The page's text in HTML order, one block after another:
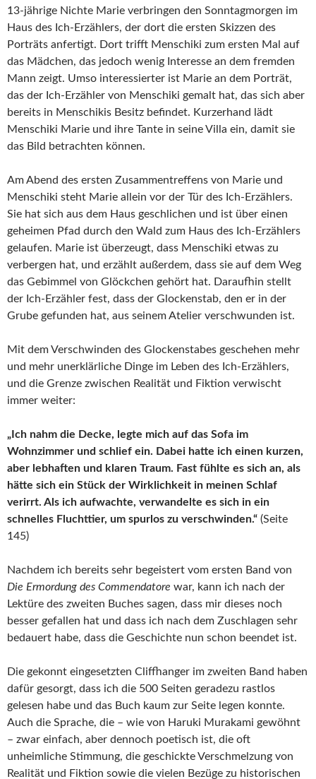
13-jährige Nichte Marie verbringen den Sonntagmorgen im
Haus des Ich-Erzählers, der dort die ersten Skizzen des
Porträts anfertigt. Dort trifft Menschiki zum ersten Mal auf
das Mädchen, das jedoch wenig Interesse an dem fremden
Mann zeigt. Umso interessierter ist Marie an dem Porträt,
das der Ich-Erzähler von Menschiki gemalt hat, das sich aber
bereits in Menschikis Besitz befindet. Kurzerhand lädt
Menschiki Marie und ihre Tante in seine Villa ein, damit sie
das Bild betrachten können.
Am Abend des ersten Zusammentreffens von Marie und
Menschiki steht Marie allein vor der Tür des Ich-Erzählers.
Sie hat sich aus dem Haus geschlichen und ist über einen
geheimen Pfad durch den Wald zum Haus des Ich-Erzählers
gelaufen. Marie ist überzeugt, dass Menschiki etwas zu
verbergen hat, und erzählt außerdem, dass sie auf dem Weg
das Gebimmel von Glöckchen gehört hat. Daraufhin stellt
der Ich-Erzähler fest, dass der Glockenstab, den er in der
Grube gefunden hat, aus seinem Atelier verschwunden ist.
Mit dem Verschwinden des Glockenstabes geschehen mehr
und mehr unerklärliche Dinge im Leben des Ich-Erzählers,
und die Grenze zwischen Realität und Fiktion verwischt
immer weiter:
„Ich nahm die Decke, legte mich auf das Sofa im
Wohnzimmer und schlief ein. Dabei hatte ich einen kurzen,
aber lebhaften und klaren Traum. Fast fühlte es sich an, als
hätte sich ein Stück der Wirklichkeit in meinen Schlaf
verirrt. Als ich aufwachte, verwandelte es sich in ein
schnelles Fluchttier, um spurlos zu verschwinden.“ (Seite
145)
Nachdem ich bereits sehr begeistert vom ersten Band von
Die Ermordung des Commendatore war, kann ich nach der
Lektüre des zweiten Buches sagen, dass mir dieses noch
besser gefallen hat und dass ich nach dem Zuschlagen sehr
bedauert habe, dass die Geschichte nun schon beendet ist.
Die gekonnt eingesetzten Cliffhanger im zweiten Band haben
dafür gesorgt, dass ich die 500 Seiten geradezu rastlos
gelesen habe und das Buch kaum zur Seite legen konnte.
Auch die Sprache, die – wie von Haruki Murakami gewöhnt
– zwar einfach, aber dennoch poetisch ist, die oft
unheimliche Stimmung, die geschickte Verschmelzung von
Realität und Fiktion sowie die vielen Bezüge zu historischen